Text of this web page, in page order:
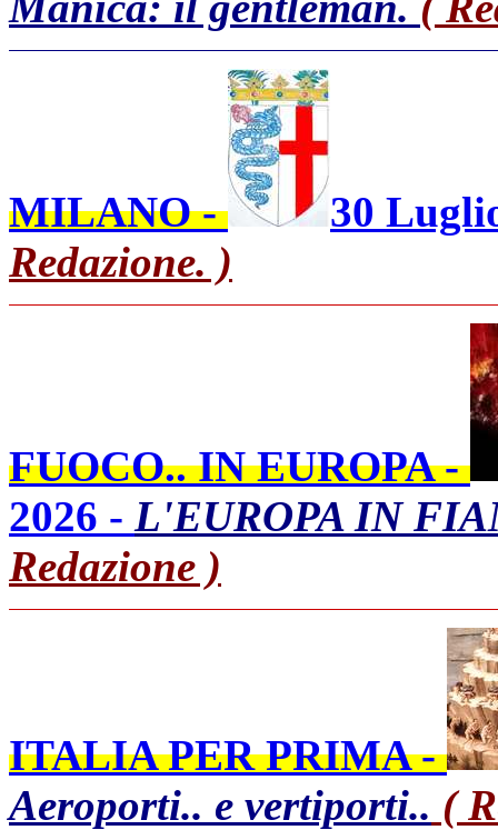
MILANO -
30
Redazione. )
FUOCO.. IN EUROPA -
2026 - L'EUROPA IN
Redazione )
ITALIA PER PRIMA -
Aeroporti.. e vertiporti.. (